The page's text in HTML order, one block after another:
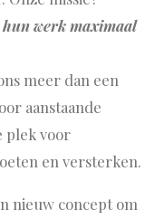
werk maximaal
meer dan een
aanstaande
plek voor
en versterken.
nieuw concept om